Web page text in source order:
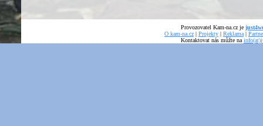
Provozovatel Kam-na.cz je
O kam-na.cz | Projekty | Reklama |
Kontaktovat nás můžte na